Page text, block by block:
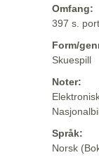
Omfang:
397 s. port.
Form/
Skuespill
Noter:
Språk:
Norsk